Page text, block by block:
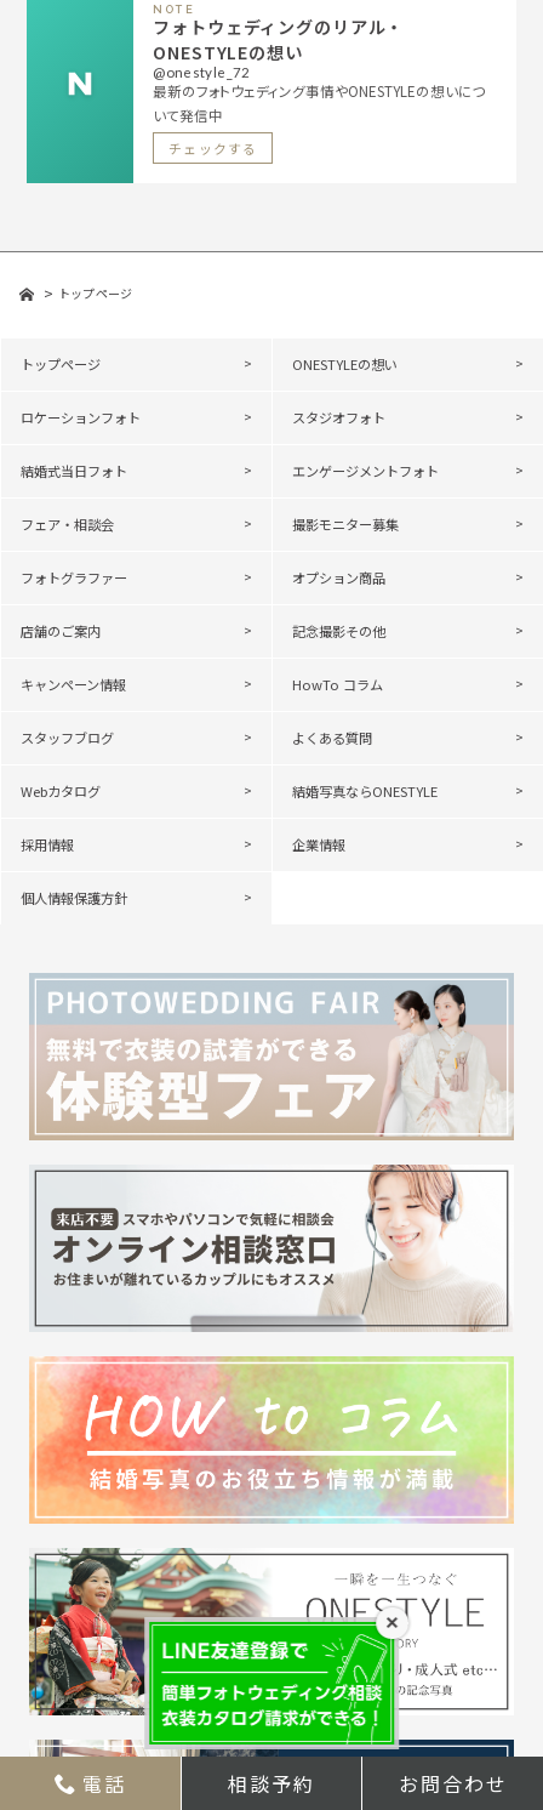
×
NOTE
フォトウェディングのリアル・
ONESTYLEの想い
@onestyle_72
最新のフォトウェディング事情やONESTYLEの想いにつ
いて発信中
チェックする
トップページ
トップページ ONESTYLEの想い
ロケーションフォト スタジオフォト
結婚式当日フォト エンゲージメントフォト
フェア・相談会 撮影モニター募集
フォトグラファー オプション商品
店舗のご案内 記念撮影その他
キャンペーン情報 HowTo コラム
スタッフブログ よくある質問
Webカタログ 結婚写真ならONESTYLE
採用情報 企業情報
個人情報保護方針
電話 相談予約 お問合わせ